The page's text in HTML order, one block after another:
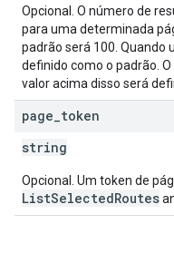
Opcional. O número de
para uma determinada
padrão será 100. Quando
definido como o padrão.
valor acima disso será
page token
string
Opcional. Um token de
ListSelectedRoutes